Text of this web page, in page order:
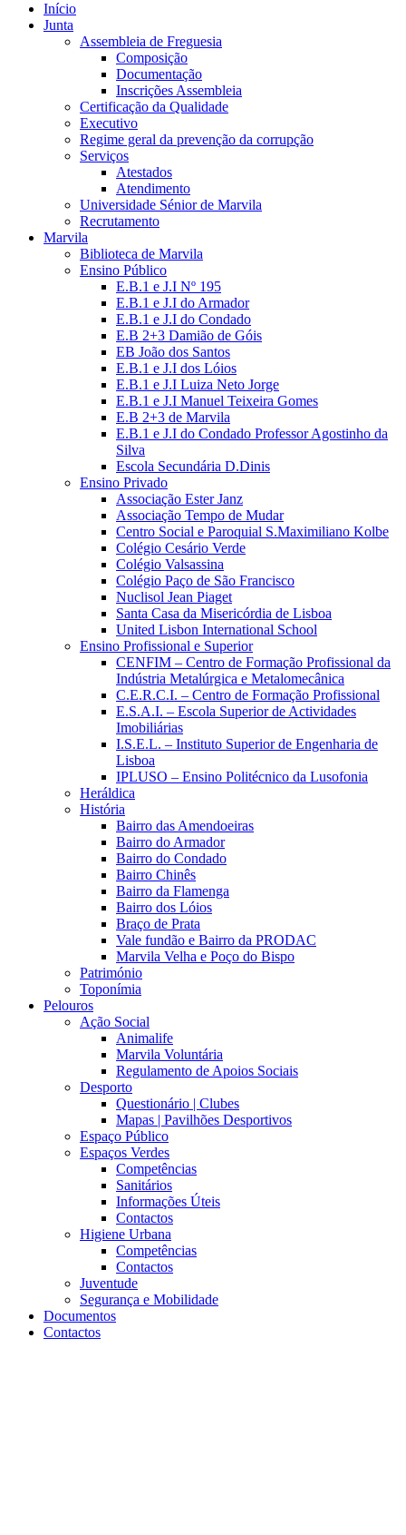
Início
Junta
Assembleia de Freguesia
Composição
Documentação
Inscrições Assembleia
Certificação da Qualidade
Executivo
Regime geral da prevenção da corrupção
Serviços
Atestados
Atendimento
Universidade Sénior de Marvila
Recrutamento
Marvila
Biblioteca de Marvila
Ensino Público
E.B.1 e J.I Nº 195
E.B.1 e J.I do Armador
E.B.1 e J.I do Condado
E.B 2+3 Damião de Góis
EB João dos Santos
E.B.1 e J.I dos Lóios
E.B.1 e J.I Luiza Neto Jorge
E.B.1 e J.I Manuel Teixeira Gomes
E.B 2+3 de Marvila
E.B.1 e J.I do Condado Professor Agostinho da
Silva
Escola Secundária D.Dinis
Ensino Privado
Associação Ester Janz
Associação Tempo de Mudar
Centro Social e Paroquial S.Maximiliano Kolbe
Colégio Cesário Verde
Colégio Valsassina
Colégio Paço de São Francisco
Nuclisol Jean Piaget
Santa Casa da Misericórdia de Lisboa
United Lisbon International School
Ensino Profissional e Superior
CENFIM – Centro de Formação Profissional da
Indústria Metalúrgica e Metalomecânica
C.E.R.C.I. – Centro de Formação Profissional
E.S.A.I. – Escola Superior de Actividades
Imobiliárias
I.S.E.L. – Instituto Superior de Engenharia de
Lisboa
IPLUSO – Ensino Politécnico da Lusofonia
Heráldica
História
Bairro das Amendoeiras
Bairro do Armador
Bairro do Condado
Bairro Chinês
Bairro da Flamenga
Bairro dos Lóios
Braço de Prata
Vale fundão e Bairro da PRODAC
Marvila Velha e Poço do Bispo
Património
Toponímia
Pelouros
Ação Social
Animalife
Marvila Voluntária
Regulamento de Apoios Sociais
Desporto
Questionário | Clubes
Mapas | Pavilhões Desportivos
Espaço Público
Espaços Verdes
Competências
Sanitários
Informações Úteis
Contactos
Higiene Urbana
Competências
Contactos
Juventude
Segurança e Mobilidade
Documentos
Contactos